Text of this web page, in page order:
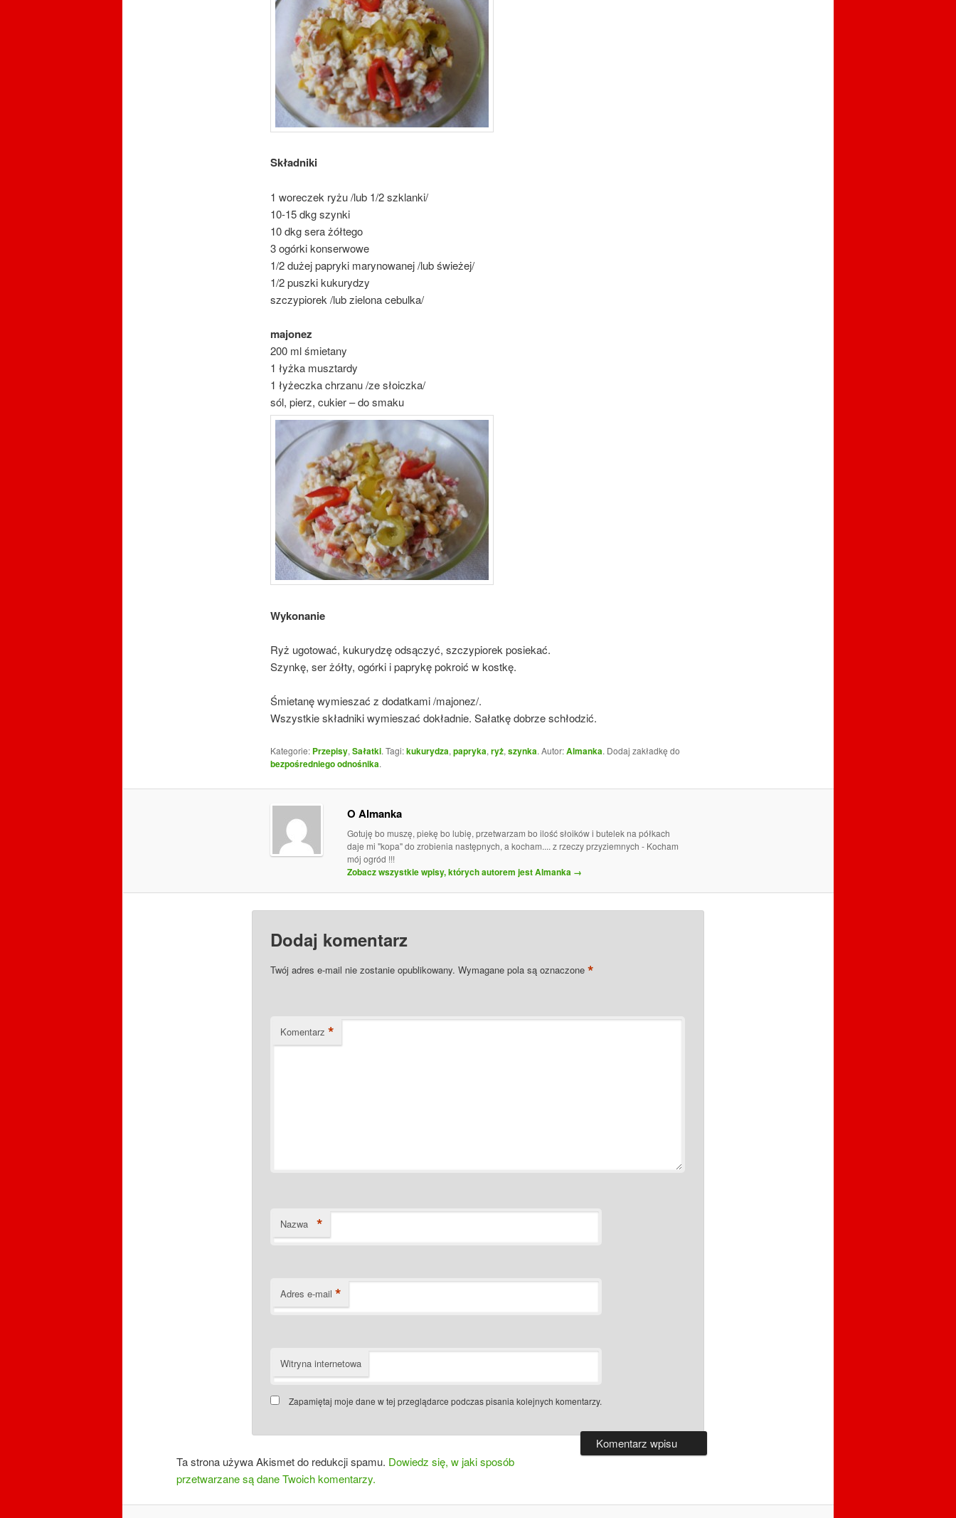
Składniki
1 woreczek ryżu /lub 1/2 szklanki/
10-15 dkg szynki
10 dkg sera żółtego
3 ogórki konserwowe
1/2 dużej papryki marynowanej /lub świeżej/
1/2 puszki kukurydzy
szczypiorek /lub zielona cebulka/
majonez
200 ml śmietany
1 łyżka musztardy
1 łyżeczka chrzanu /ze słoiczka/
sól, pierz, cukier – do smaku
Wykonanie
Ryż ugotować, kukurydzę odsączyć, szczypiorek posiekać.
Szynkę, ser żółty, ogórki i paprykę pokroić w kostkę.
Śmietanę wymieszać z dodatkami /majonez/.
Wszystkie składniki wymieszać dokładnie. Sałatkę dobrze schłodzić.
Kategorie: Przepisy, Sałatki. Tagi:kukurydza, papryka, ryż, szynka. Autor:Almanka. Dodaj zakładkę do
bezpośredniego odnośnika.
O Almanka
Gotuję bo muszę, piekę bo lubię, przetwarzam bo ilość słoików i butelek na półkach
daje mi "kopa" do zrobienia następnych, a kocham.... z rzeczy przyziemnych - Kocham
mój ogród !!!
Zobacz wszystkie wpisy, których autorem jest Almanka →
Dodaj komentarz
Twój adres e-mail nie zostanie opublikowany. Wymagane pola są oznaczone *
Komentarz *
Nazwa *
Adres e-mail *
Witryna internetowa
Zapamiętaj moje dane w tej przeglądarce podczas pisania kolejnych komentarzy.
Ta strona używa Akismet do redukcji spamu. Dowiedz się, w jaki sposób
przetwarzane są dane Twoich komentarzy.